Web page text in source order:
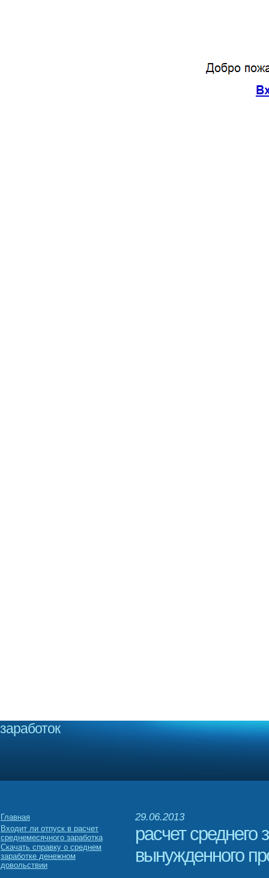
заработок
Главная
Входит ли отпуск в расчет
среднемесячного заработка
Скачать справку о среднем
заработке денежном
довольствии
29.06.2013
расчет среднего
вынужденного